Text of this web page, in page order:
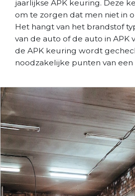
jaarlijkse APK keuring. Deze
om te zorgen dat men niet in
Het hangt van het brandstof
van de auto of de auto in APK
de APK keuring wordt
noodzakelijke punten van een